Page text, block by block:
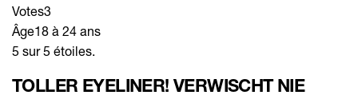
Votes3
Âge18 à 24 ans
5 sur 5 étoiles.
TOLLER EYELINER! VERWISCHT NIE